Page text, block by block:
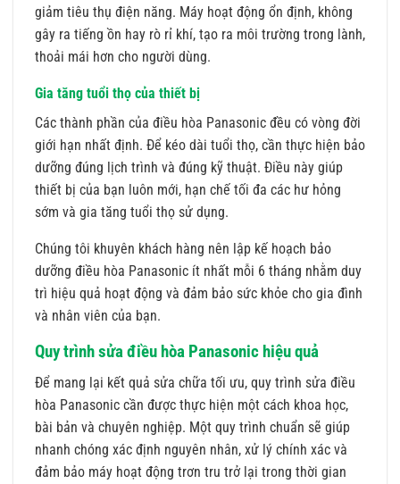
giảm tiêu thụ điện năng. Máy hoạt động ổn định, không
gây ra tiếng ồn hay rò rỉ khí, tạo ra môi trường trong lành,
thoải mái hơn cho người dùng.
Gia tăng tuổi thọ của thiết bị
Các thành phần của điều hòa Panasonic đều có vòng đời
giới hạn nhất định. Để kéo dài tuổi thọ, cần thực hiện bảo
dưỡng đúng lịch trình và đúng kỹ thuật. Điều này giúp
thiết bị của bạn luôn mới, hạn chế tối đa các hư hỏng
sớm và gia tăng tuổi thọ sử dụng.
Chúng tôi khuyên khách hàng nên lập kế hoạch bảo
dưỡng điều hòa Panasonic ít nhất mỗi 6 tháng nhằm duy
trì hiệu quả hoạt động và đảm bảo sức khỏe cho gia đình
và nhân viên của bạn.
Quy trình sửa điều hòa Panasonic hiệu quả
Để mang lại kết quả sửa chữa tối ưu, quy trình sửa điều
hòa Panasonic cần được thực hiện một cách khoa học,
bài bản và chuyên nghiệp. Một quy trình chuẩn sẽ giúp
nhanh chóng xác định nguyên nhân, xử lý chính xác và
đảm bảo máy hoạt động trơn tru trở lại trong thời gian